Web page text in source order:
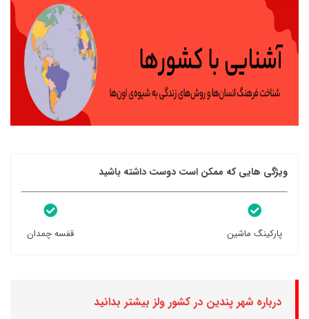
ویژگی هایی که ممکن است دوست داشته باشید
پارکینگ ماشین قفسه چمدان
درباره شهر پندین در کشور ولز بیشتر بدانید